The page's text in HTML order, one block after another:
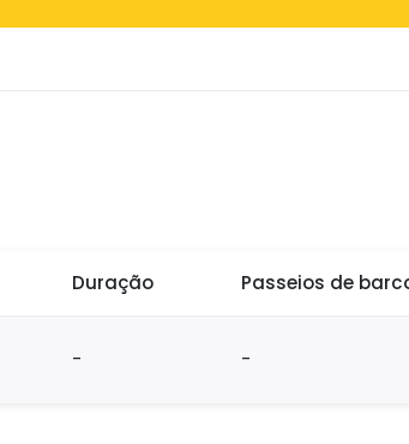
Duração Passeios de
- -